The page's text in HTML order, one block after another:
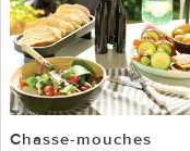
Chasse-mouches